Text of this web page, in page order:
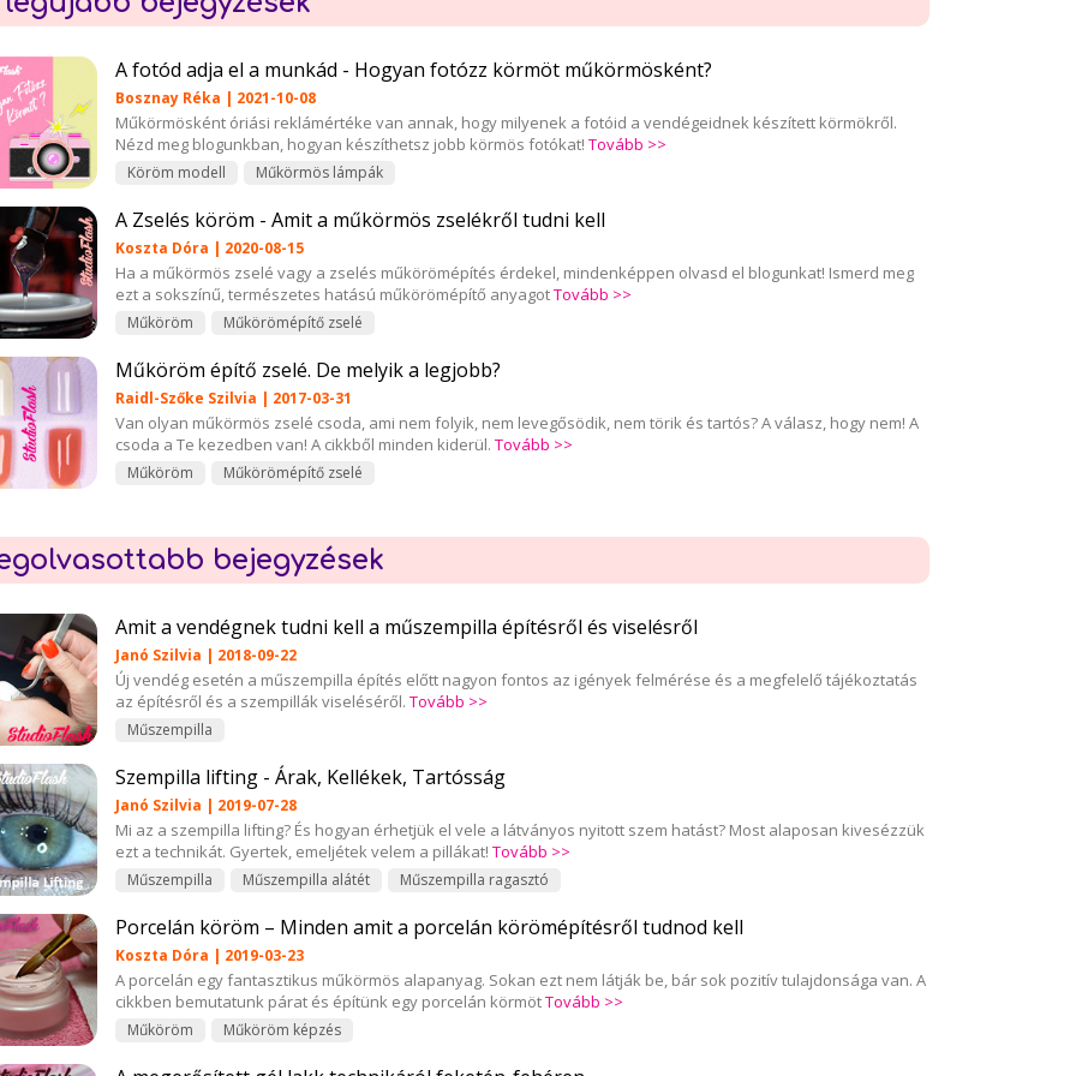
A fotód adja el a munkád - Hogyan fotózz körmöt műkörmösként?
Bosznay Réka | 2021-10-08
Műkörmösként óriási reklámértéke van annak, hogy milyenek a fotóid a vendégeidnek készített körmökről.
Nézd meg blogunkban, hogyan készíthetsz jobb körmös fotókat! Tovább >>
Köröm modell Műkörmös lámpák
A Zselés köröm - Amit a műkörmös zselékről tudni kell
Koszta Dóra | 2020-08-15
Ha a műkörmös zselé vagy a zselés műkörömépítés érdekel, mindenképpen olvasd el blogunkat! Ismerd meg
ezt a sokszínű, természetes hatású műkörömépítő anyagotTovább >>
Műköröm Műkörömépítő zselé
Műköröm építő zselé. De melyik a legjobb?
Raidl-Szőke Szilvia | 2017-03-31
Van olyan műkörmös zselé csoda, ami nem folyik, nem levegősödik, nem törik és tartós? A válasz, hogy nem! A
csoda a Te kezedben van! A cikkből minden kiderül. Tovább >>
Műköröm Műkörömépítő zselé
bejegyzések
Amit a vendégnek tudni kell a műszempilla építésről és viselésről
Janó Szilvia | 2018-09-22
Új vendég esetén a műszempilla építés előtt nagyon fontos az igények felmérése és a megfelelő tájékoztatás
az építésről és a szempillák viseléséről. Tovább >>
Műszempilla
Szempilla lifting - Árak, Kellékek, Tartósság
Janó Szilvia | 2019-07-28
Mi az a szempilla lifting? És hogyan érhetjük el vele a látványos nyitott szem hatást? Most alaposan kivesézzük
ezt a technikát. Gyertek, emeljétek velem a pillákat! Tovább >>
Műszempilla Műszempilla alátét Műszempilla ragasztó
Porcelán köröm – Minden amit a porcelán körömépítésről tudnod kell
Koszta Dóra | 2019-03-23
A porcelán egy fantasztikus műkörmös alapanyag. Sokan ezt nem látják be, bár sok pozitív tulajdonsága van. A
cikkben bemutatunk párat és építünk egy porcelán körmötTovább >>
Műköröm Műköröm képzés